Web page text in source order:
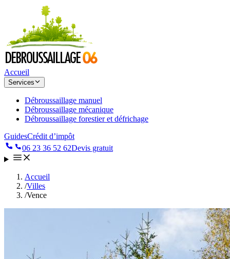
Accueil
Services
Débroussaillage manuel
Débroussaillage mécanique
Débroussaillage forestier et défrichage
GuidesCrédit d’impôt
06 23 36 52 62Devis gratuit
Accueil
/Villes
/Vence